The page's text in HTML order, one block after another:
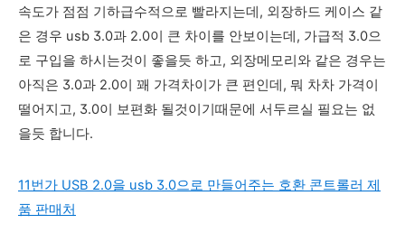
속도가 점점 기하급수적으로 빨라지는데, 외장하드 케이스 같
은 경우 usb 3.0과 2.0이 큰 차이를 안보이는데, 가급적 3.0으
로 구입을 하시는것이 좋을듯 하고, 외장메모리와 같은 경우는
아직은 3.0과 2.0이 꽤 가격차이가 큰 편인데, 뭐 차차 가격이
떨어지고, 3.0이 보편화 될것이기때문에 서두르실 필요는 없
을듯 합니다.
11번가 USB 2.0을 usb 3.0으로 만들어주는 호환 콘트롤러 제
품 판매처